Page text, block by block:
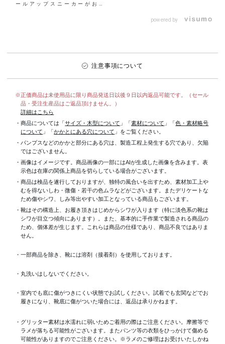
ールアップスニーカーがお目
powered by
注意事項について
※正価商品は未使用品に限り商品発送日以後９日以内返品可能です。（セール
品・受注生産品はご返品頂けません。）
詳細はこちら
・商品については「サイズ・木型について 」「素材について 」「色・素材略号
について 」「かかとにある穴について 」をご覧ください。
・パンプスなどのかかと部分にある穴は、製造工程上発生する穴であり、欠陥
ではございません。
・画像はイメージです。商品画像の一部にはAIが生成した画像を含みます。表
示色は在庫の関係上商品を切らしている場合がございます。
・商品は検品を遂行しておりますが、独特の風合いを出すため、素材加工上
むを得ないしわ・微傷・若干の色ムラなどがございます。またデリケートな
ため傷やシワ、しみ等出やすい加工となっている商品もございます。
・靴はその構造上、お履き頂きはじめからシワが入ります（特に淡色系の靴は
シワが目立つ傾向にあります）。また、基本的に手作業で製造される商品の
ため、個体差が生じます。これらは商品の仕様であり、商品不良ではありま
せん。
・一部商品を除き、靴には溶剤（接着剤）を使用しております。
・丸洗いはしないでください。
・室内でも底に傷がつきにくい状態でお試しください。試着でも玄関などでお
履きになり、靴底に傷がついた場合には、返品は承りかねます。
・グリッター素材は水濡れに弱いためご着用の際はご注意ください。摩擦等で
ラメが落ちる可能性がございます。またパンツ等の衣類をひっかけて傷める
可能性がありますのでご注意ください。※ラメのご修理はお受けいたしかね